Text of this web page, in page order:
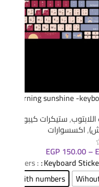
Morning sunshine -
,ستيكرات كيبورد
,اكسسوارات
–
EGP 150.00
Keyboard
: With Numbers
With numbers